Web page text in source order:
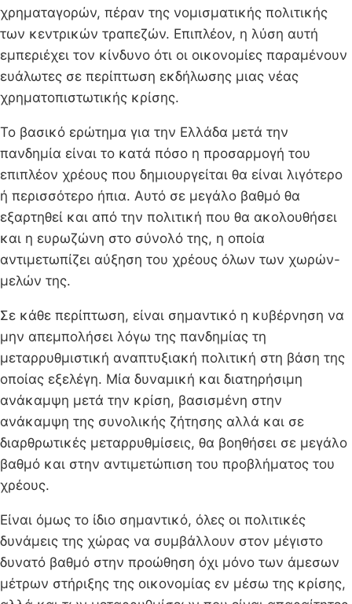
χρηματαγορών, πέραν της νομισματικής πολιτικής
των κεντρικών τραπεζών. Επιπλέον, η λύση αυτή
εμπεριέχει τον κίνδυνο ότι οι οικονομίες παραμένουν
ευάλωτες σε περίπτωση εκδήλωσης μιας νέας
χρηματοπιστωτικής κρίσης.
Το βασικό ερώτημα για την Ελλάδα μετά την
πανδημία είναι το κατά πόσο η προσαρμογή του
επιπλέον χρέους που δημιουργείται θα είναι λιγότερο
ή περισσότερο ήπια. Αυτό σε μεγάλο βαθμό θα
εξαρτηθεί και από την πολιτική που θα ακολουθήσει
και η ευρωζώνη στο σύνολό της, η οποία
αντιμετωπίζει αύξηση του χρέους όλων των χωρών-
μελών της.
Σε κάθε περίπτωση, είναι σημαντικό η κυβέρνηση να
μην απεμπολήσει λόγω της πανδημίας τη
μεταρρυθμιστική αναπτυξιακή πολιτική στη βάση της
οποίας εξελέγη. Μία δυναμική και διατηρήσιμη
ανάκαμψη μετά την κρίση, βασισμένη στην
ανάκαμψη της συνολικής ζήτησης αλλά και σε
διαρθρωτικές μεταρρυθμίσεις, θα βοηθήσει σε μεγάλο
βαθμό και στην αντιμετώπιση του προβλήματος του
χρέους.
Είναι όμως το ίδιο σημαντικό, όλες οι πολιτικές
δυνάμεις της χώρας να συμβάλλουν στον μέγιστο
δυνατό βαθμό στην προώθηση όχι μόνο των άμεσων
μέτρων στήριξης της οικονομίας εν μέσω της κρίσης,